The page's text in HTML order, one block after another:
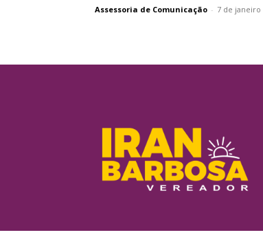
Assessoria de Comunicação - 7 de janeiro